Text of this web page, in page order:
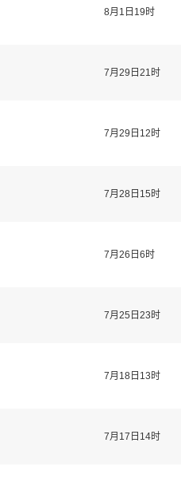
8月1日19时
7月29日21时
7月29日12时
7月28日15时
7月26日6时
7月25日23时
7月18日13时
7月17日14时